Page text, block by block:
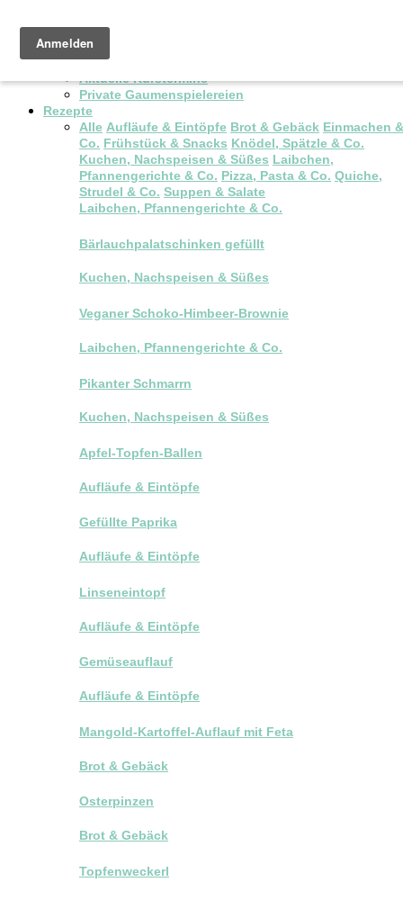
Pop-up Brunch
Kochkurse & Workshops
Aktuelle Kurstermine
Private Gaumenspielereien
Rezepte
Alle Aufläufe & Eintöpfe Brot & Gebäck Einmachen &
Co. Frühstück & Snacks Knödel, Spätzle & Co.
Kuchen, Nachspeisen & Süßes Laibchen,
Pfannengerichte & Co. Pizza, Pasta & Co. Quiche,
Strudel & Co. Suppen & Salate
Laibchen, Pfannengerichte & Co.
Bärlauchpalatschinken gefüllt
Kuchen, Nachspeisen & Süßes
Veganer Schoko-Himbeer-Brownie
Laibchen, Pfannengerichte & Co.
Pikanter Schmarrn
Kuchen, Nachspeisen & Süßes
Apfel-Topfen-Ballen
Aufläufe & Eintöpfe
Gefüllte Paprika
Aufläufe & Eintöpfe
Linseneintopf
Aufläufe & Eintöpfe
Gemüseauflauf
Aufläufe & Eintöpfe
Mangold-Kartoffel-Auflauf mit Feta
Brot & Gebäck
Osterpinzen
Brot & Gebäck
Topfenweckerl